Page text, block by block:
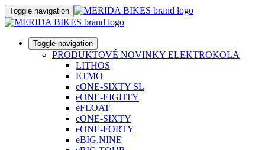
Toggle navigation
Toggle navigation
PRODUKTOVÉ NOVINKY ELEKTROKOLA
LITHOS
ETMO
eONE-SIXTY SL
eONE-EIGHTY
eFLOAT
eONE-SIXTY
eONE-FORTY
eBIG.NINE